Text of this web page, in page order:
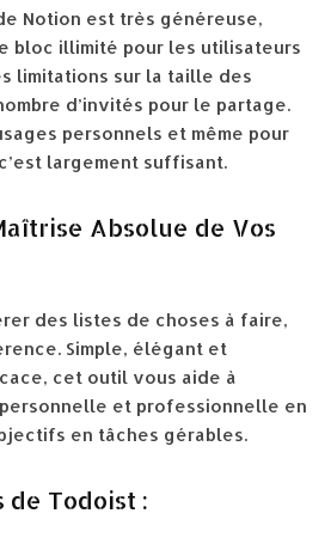
Notion est très généreuse,
bloc illimité pour les utilisateurs
limitations sur la taille des
d’invités pour le partage.
personnels et même pour
largement suffisant.
Absolue de Vos
des listes de choses à faire,
Simple, élégant et
cet outil vous aide à
et professionnelle en
en tâches gérables.
de Todoist :